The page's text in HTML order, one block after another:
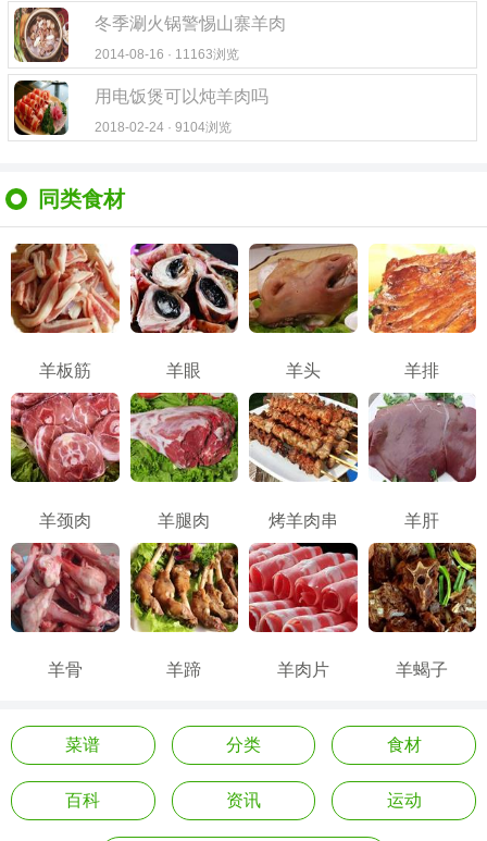
冬季涮火锅警惕山寨羊肉
2014-08-16 · 11163浏览
用电饭煲可以炖羊肉吗
2018-02-24 · 9104浏览
同类食材
羊板筋 羊眼 羊头 羊排
羊颈肉 羊腿肉 烤羊肉串 羊肝
羊骨 羊蹄 羊肉片 羊蝎子
菜谱 分类 食材
百科 资讯 运动